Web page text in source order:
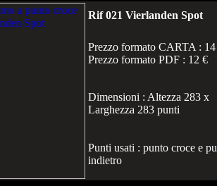
Rif 021 Vierlanden Spot
Prezzo formato CARTA :
Prezzo formato PDF : 12 €
Dimensioni : Altezza 283 x
Larghezza 283 punti
Punti usati : punto croce e
indietro